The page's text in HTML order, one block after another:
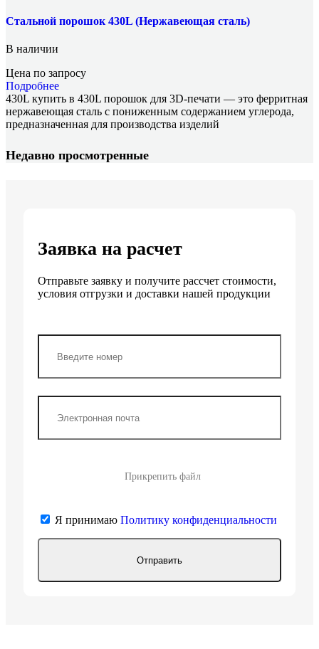
Стальной порошок 430L (Нержавеющая сталь)
В наличии
Цена по запросу
Подробнее
430L купить в 430L порошок для 3D-печати — это ферритная
нержавеющая сталь с пониженным содержанием углерода,
предназначенная для производства изделий
Недавно просмотренные
Заявка на расчет
Отправьте заявку и получите рассчет стоимости,
условия отгрузки и доставки нашей продукции
Прикрепить файл
Я принимаюПолитику конфиденциальности